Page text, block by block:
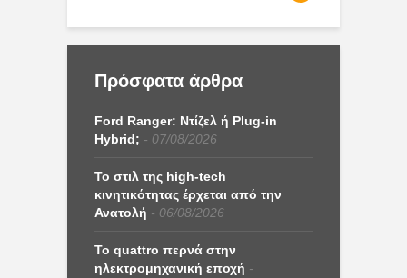
Πρόσφατα άρθρα
Ford Ranger: Ντίζελ ή Plug-in
Hybrid;
07/08/2026
Το στιλ της high-tech
κινητικότητας έρχεται από την
Ανατολή
06/08/2026
Το quattro περνά στην
ηλεκτρομηχανική εποχή